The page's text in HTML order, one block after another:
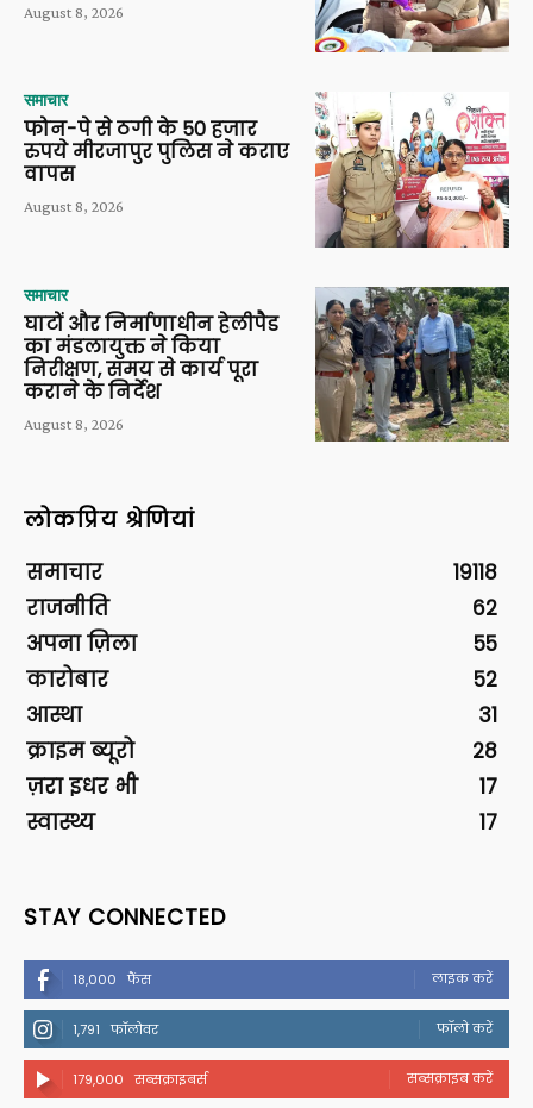
August 8, 2026
समाचार
फोन-पे से ठगी के 50 हजार
रुपये मीरजापुर पुलिस ने कराए
वापस
August 8, 2026
समाचार
घाटों और निर्माणाधीन हेलीपैड
का मंडलायुक्त ने किया
निरीक्षण, समय से कार्य पूरा
कराने के निर्देश
August 8, 2026
लोकप्रिय श्रेणियां
समाचार
19118
राजनीति
62
अपना ज़िला
55
कारोबार
52
आस्था
31
क्राइम ब्यूरो
28
ज़रा इधर भी
17
स्वास्थ्य
17
STAY CONNECTED
18,000 फैंस लाइक करें
1,791 फॉलोवर फॉलो करें
179,000 सब्सक्राइबर्स सब्सक्राइब करें